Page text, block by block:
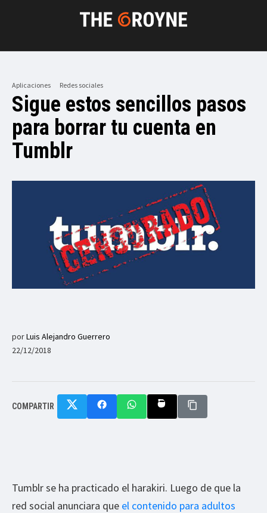
Aplicaciones Redes sociales
Sigue estos sencillos pasos
para borrar tu cuenta en
Tumblr
porLuis Alejandro Guerrero
22/12/2018
COMPARTIR
Tumblr se ha practicado el harakiri. Luego de que la
red social anunciara que el contenido para adultos